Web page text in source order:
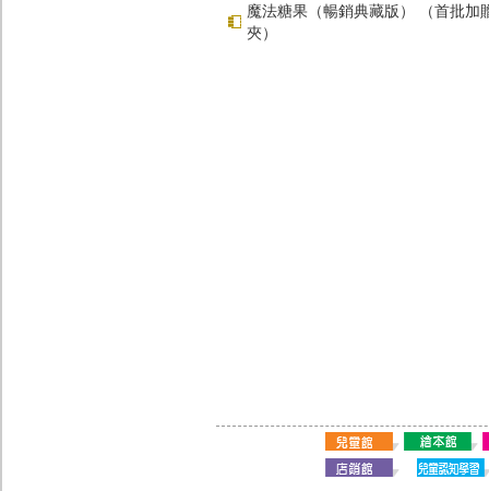
魔法糖果（暢銷典藏版） （首批加
夾）